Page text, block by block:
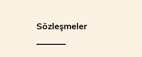
Sözleşmeler